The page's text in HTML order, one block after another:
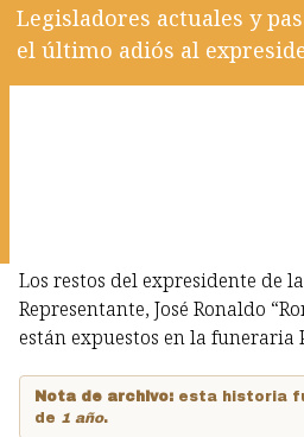
Legisladores actuales y
el último adiós al
Los restos del expresidente de
Representante, José Ronaldo
están expuestos en la funeraria
Nota de archivo: esta historia
de 1 año.